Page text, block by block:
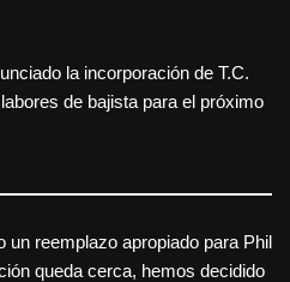
la incorporación de T.C.
de bajista para el próximo
un reemplazo apropiado para Phil
queda cerca, hemos decidido